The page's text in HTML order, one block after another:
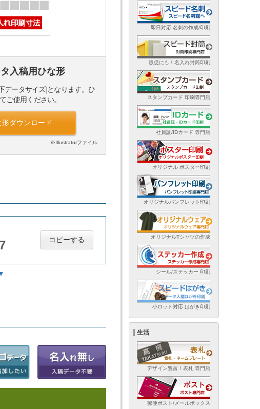
入稿用ひな形
データサイズ]となります。ひ
ご使用ください。
形ダウンロード
※Illustratorファイル
コピーする
即日対応 名刺の作成/印刷
販促にも！名入れ封筒印刷
スタンプカード 印刷専門店
社員証/IDカード 専門店
オリジナル ポスター印刷
オリジナルパンフレット印刷
オリジナルTシャツの作成
シール/ステッカー 印刷
小ロット対応 はがき印刷
生活
デザイン豊富！表札 専門店
郵便ポスト/メールボックス